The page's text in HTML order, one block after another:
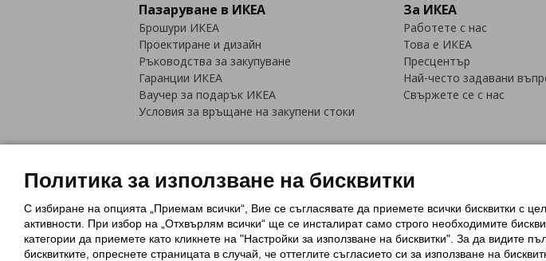
Пазаруване в ИКЕА
Брошури ИКЕА
Проектиране и дизайн
Ръководства за закупуване
Гаранции ИКЕА
Ваучер за подарък ИКЕА
Условия за връщане на закупени стоки
За ИКЕА
Работете с нас
Това е ИКЕА
Пресцентър
Най-често задавани
Свържете се с нас
Политика за използване на бисквитки (Cookies)Избор на настройки за
Обща политика за личните данни
Политика за защита на личните данни
Политика за защита на лични данни на програма IKEA Family
Политика за използване на бисквитки
С избиране на опцията „Приемам всички“, Вие се съгласявате да приемете всички бисквитки с
активности. При избор на „Отхвърлям всички“ ще се инсталират само строго необходимитe
категории да приемете като кликнете на "Настройки за използване на бисквитки". За да видите
бисквитките, опреснете страницата в случай, че оттеглите съгласието си за използване на